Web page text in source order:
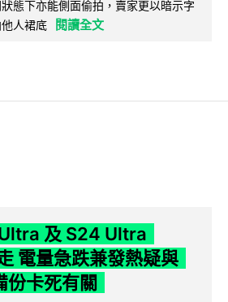
態下亦能側面偷拍，賣家更以暗示字
人裙底 閱讀全文
及 S24 Ultra
電量急跌兼發熱疑與
卡死有關